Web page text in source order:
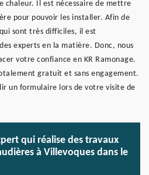
chaleur. Il est nécessaire de mettre
pour pouvoir les installer. Afin de
sont très difficiles, il est
experts en la matière. Donc, nous
votre confiance en KR Ramonage.
gratuit et sans engagement.
un formulaire lors de votre visite de
qui réalise des travaux
à Villevoques dans le